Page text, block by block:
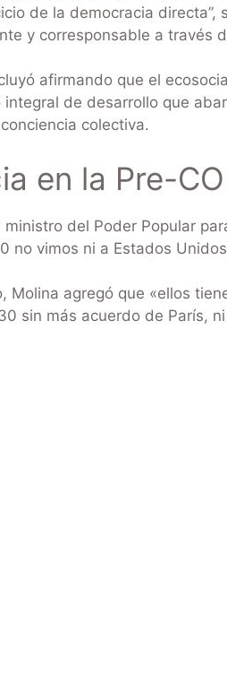
de la democracia
y corresponsable a través
afirmando que el
integral de desarrollo que
colectiva.
en la Pre-
ministro del Poder Popular
no vimos ni a Estados
Molina agregó que «ellos
sin más acuerdo de París,